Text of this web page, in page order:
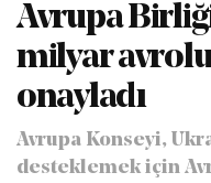
Avrupa
milyar
onayladı
Avrupa Konseyi,
desteklemek için